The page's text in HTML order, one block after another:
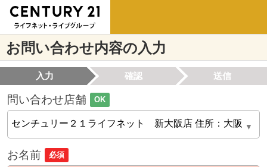
お問い合わせ内容の入力
入力 確認 送信
問い合わせ店舗 OK
お名前 必須